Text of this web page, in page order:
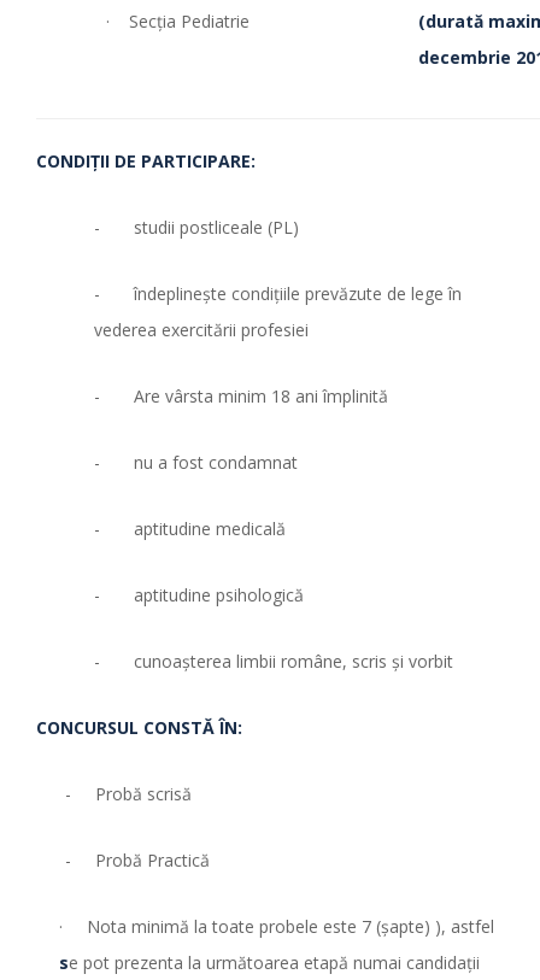
· Secţia Pediatrie
(durată
decembrie
CONDIŢII DE PARTICIPARE:
- studii postliceale (PL)
- îndeplinește condițiile prevăzute de lege în
vederea exercitării profesiei
- Are vârsta minim 18 ani împlinită
- nu a fost condamnat
- aptitudine medicală
- aptitudine psihologică
- cunoaşterea limbii române, scris şi vorbit
CONCURSUL CONSTĂ ÎN:
- Probă scrisă
- Probă Practică
· Nota minimă la toate probele este 7 (şapte) ), astfel
se pot prezenta la următoarea etapă numai candidaţii